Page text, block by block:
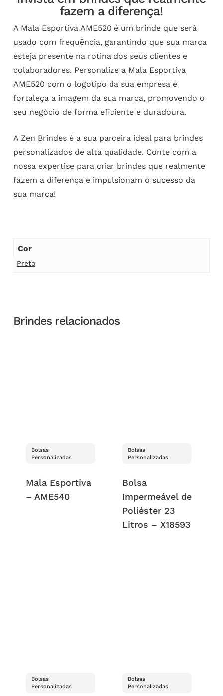
fazem a diferença!
A Mala Esportiva AME520 é um brinde que será
usado com frequência, garantindo que sua marca
esteja presente na rotina dos seus clientes e
colaboradores. Personalize a Mala Esportiva
AME520 com o logotipo da sua empresa e
fortaleça a imagem da sua marca, promovendo o
seu negócio de forma eficiente e duradoura.
A Zen Brindes é a sua parceira ideal para brindes
personalizados de alta qualidade. Conte com a
nossa expertise para criar brindes que realmente
fazem a diferença e impulsionam o sucesso da
sua marca!
Cor
Preto
Brindes relacionados
Bolsas
Personalizadas
Mala Esportiva
– AME540
Bolsas
Personalizadas
Bolsa
Impermeável de
Poliéster 23
Litros – X18593
Bolsas
Personalizadas
Bolsas
Personalizadas